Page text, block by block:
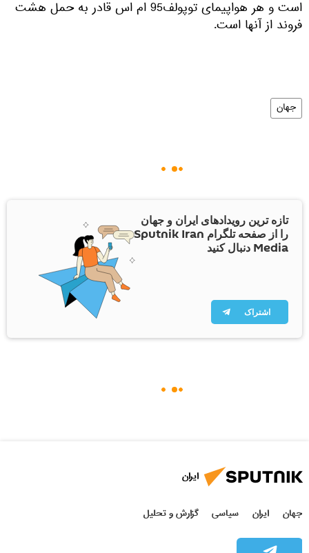
است و هر هواپیمای توپولف95 ام اس قادر به حمل هشت
فروند از آنها است.
جهان
تازه ترین رویدادهای ایران و جهان
را از صفحه تلگرام Sputnik Iran
Media دنبال کنید
اشتراک
ایران
جهان ایران سیاسی گزارش و تحلیل